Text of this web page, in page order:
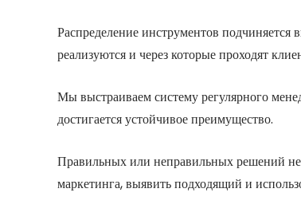
Распределение инструментов
реализуются и через которые проходят
Мы выстраиваем систему регулярного
достигается устойчивое преимущество.
Правильных или неправильных решений не
маркетинга, выявить подходящий и